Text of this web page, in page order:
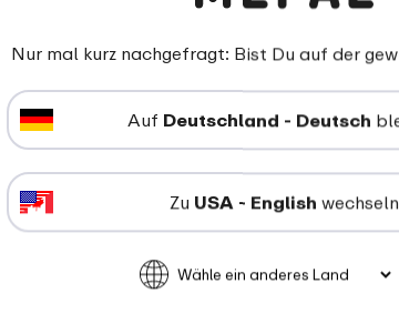
Nur mal kurz nachgefragt: Bist Du auf der
Auf Deutschland - Deutsch
Zu USA - English wechseln